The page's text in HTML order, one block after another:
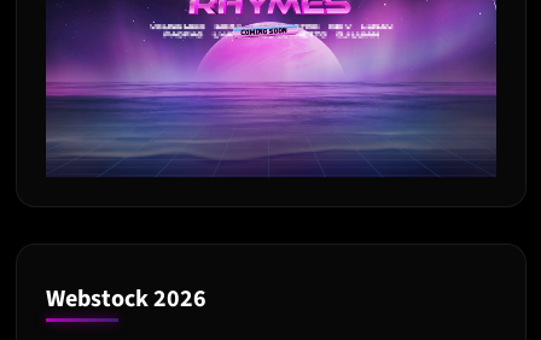
Webstock 2026